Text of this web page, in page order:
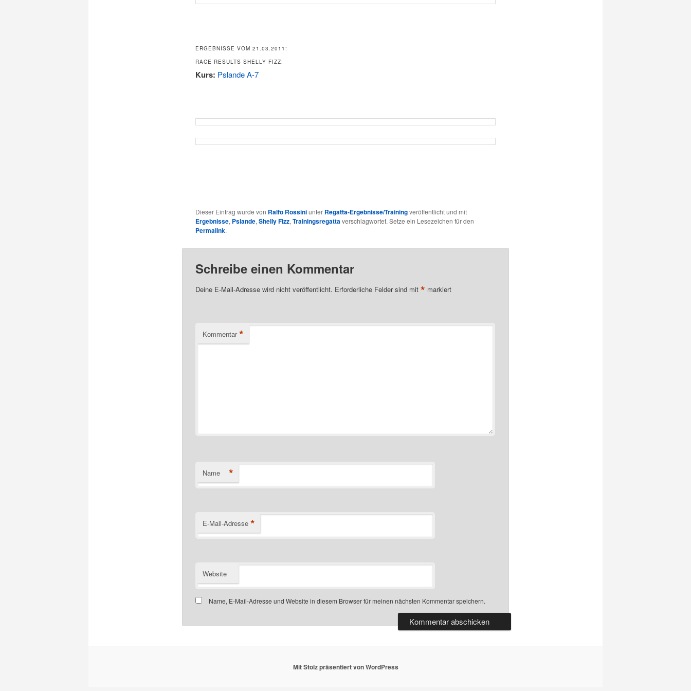
ERGEBNISSE VOM 21.03.2011:
RACE RESULTS SHELLY FIZZ:
Kurs: Pslande A-7
Dieser Eintrag wurde von Ralfo Rossiniunter Regatta-Ergebnisse/Trainingveröffentlicht und mit
Ergebnisse, Pslande,Shelly Fizz,Trainingsregattaverschlagwortet. Setze ein Lesezeichen für den
Permalink.
Schreibe einen Kommentar
Deine E-Mail-Adresse wird nicht veröffentlicht. Erforderliche Felder sind mit * markiert
Kommentar *
Name *
E-Mail-Adresse *
Website
Name, E-Mail-Adresse und Website in diesem Browser für meinen nächsten Kommentar speichern.
Mit Stolz präsentiert von WordPress